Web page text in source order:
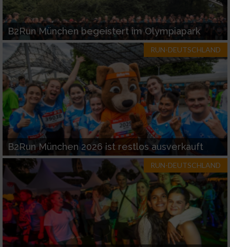
B2Run München begeistert im Olympiapark
RUN-DEUTSCHLAND
B2Run München 2026 ist restlos ausverkauft
RUN-DEUTSCHLAND